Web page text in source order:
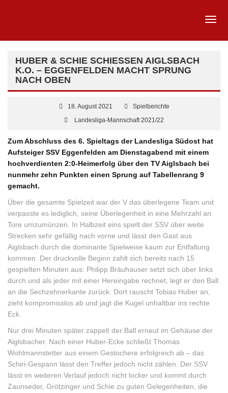
HUBER & SCHIE SCHIESSEN AIGLSBACH K
.O. – EGGENFELDEN MACHT SPRUNG N
ACH OBEN
18. August 2021
Spielberichte
Landesliga-Mannschaft 2021/22
Zum Abschluss des 6. Spieltags der Landesliga Südost hat
Aufsteiger SSV Eggenfelden am Dienstagabend mit einem
hochverdienten 2:0-Heimerfolg über den TV Aiglsbach bei
nunmehr zehn Punkten einen Sprung auf Tabellenrang 9
gemacht.
Über die gesamte Spielzeit war der V das überlegene Team und
verpasste es lediglich, seine Überlegenheit in eine Mehrzahl an
Tore umzumünzen. In Halbzeit eins spielt der SSV über weite
Strecken sehr gefällig nach vorne und lässt den Gast aus
Aiglsbach durch die dominante Spielweise kaum zur Entfaltung
kommen. Der druckvolle Beginn zahlt sich bereits nach 15
gespielten Minuten aus: Philipp Bräuhauser setzt sich über links
durch und als jeder mit einer Hereingabe rechnet, legt er den Ball
an die Sechzehnerkante zurück. Dort rauscht Tobias Huber an,
zieht kompromisslos ab und jagt die Kugel unhaltbar ins rechte
Eck.
Nur drei Minuten später zappelt der Ball erneut im Gehäuse der
Aiglsbacher. Nach einer Huber-Ecke schließt Thomas
Wohlmannstetter aus einem Gestochere erfolgreich ab – das
Schiri-Gespann lässt den Treffer jedoch nicht zählen. Der SSV
lässt im weiteren Verlauf jedoch nicht locker und kommt durch
Zaunseder, Grötzinger und Schie zu guten Gelegenheiten, die